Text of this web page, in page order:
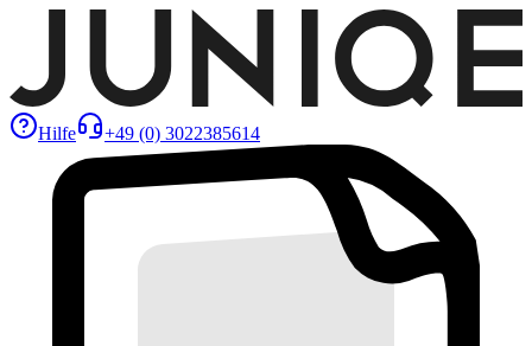
Hilfe +49 (0) 3022385614